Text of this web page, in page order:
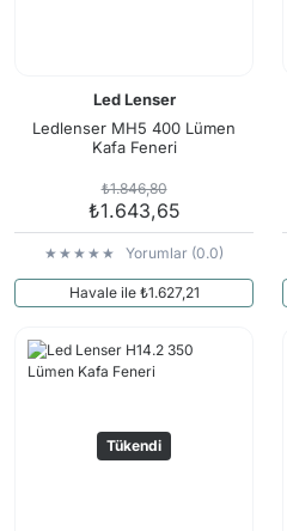
Led Lenser
Ledlenser MH5 400 Lümen
Kafa Feneri
₺1.846,80
₺1.643,65
Yorumlar (0.0)
Havale ile ₺1.627,21
Tükendi